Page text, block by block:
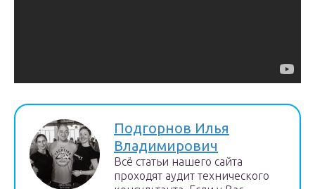
Подгорнов Илья
Владимирович
Всё статьи нашего сайта
проходят аудит технического